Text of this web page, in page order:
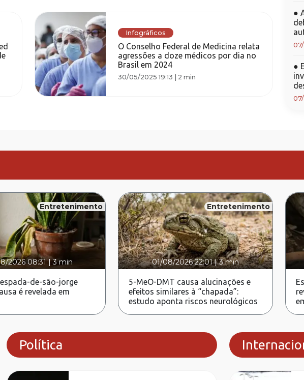
Infográficos
O Conselho Federal de Medicina relata
agressões a doze médicos por dia no
Brasil em 2024
30/05/2025 19:13 | 2 min
●
●
Entretenimento
2026 08:31|3 min
de-são-jorge
é revelada em
Entretenimento
01/08/2026 22:01|3 min
5-MeO-DMT causa alucinações e
efeitos similares à “chapada”:
estudo aponta riscos neurológicos
Política